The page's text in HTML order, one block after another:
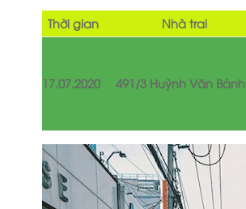
Thời gian Nhà trai
17.07.2020 491/3 Huỳnh Văn Bánh